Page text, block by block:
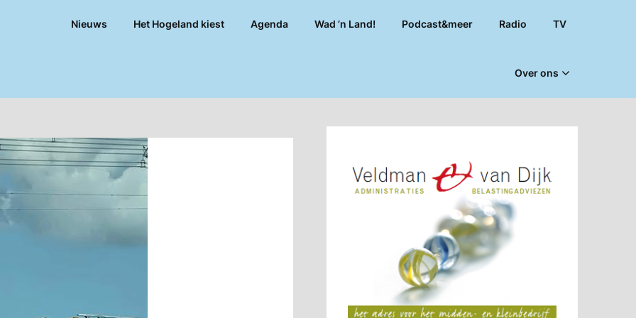
Nieuws Het Hogeland kiest Agenda Wad ’n Land! Podcast&meer Radio TV
Over ons